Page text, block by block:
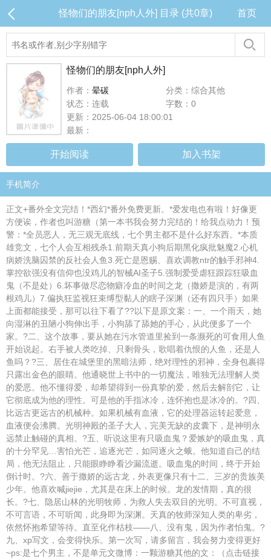
怪物们的朋友[nph人外] 目录 (共0章) 首页
怪物们的朋友[nph人外]
作者： 晕碳
分类：综合其他
状态：连载
字数：0
更新：2025-06-04 18:00:01
最新：
开始阅读 加入书架
手机简介
正文+番外全文完结！*西幻*番外免费更新。*爱发电也有啦！好像更
方便诶，作者也叫游糖（第一本书我会努力完结的！给我点动力！预
警：*全员恶人，无三观无底线，七个男主都不是什么好东西。*本质
雄竞文，七个人会互相残杀1.前期天真小狗后期黑化疯批魅魔2.心机
病娇洗脑囚禁的反社会人鱼3.死亡是恩赐、喜欢调教ntr的触手邪神4.
掌控欲强没有信仰也没鸡儿的智械AI圣子5.强制爱受虐狂跟踪狂吸血
鬼（不是处）6.坏事做尽恋物癖冷血的时间之龙（撒娇是演的，有两
根鸡儿）7.偏执狂监视狂束缚型黏人的瞎子深渊（还有四只手）如果
上面都能接受，那可以往下看了??以下是原文案：一、一个雨天，她
向湿淋的丑陋小狗伸出手，小狗舔了舔她的手心，从此便多了一个
家。?二、这个故事，要从她在污水管道里捡到一条濒死的可食用人鱼
开始说起。右手被人类吃掉、只剩骨头，歌唱着仇恨的人鱼，还是人
鱼吗？?三、居住在城堡里的黑暗法师，绝对理性的邪神，全身包裹得
只露出金色的眼睛。他通晓世上书中的一切魔法，唯独无法理解人类
的爱恶。他不懂得爱，却希望得到一份真挚的爱，然后去解剖它，让
它彻底成为他的理性。可是他的手指冰冷，连怀抱也是冰冷的。?四、
比远古更远古的机械种。如果机械有血液，它的处理器运转起爱意，
血液便会沸腾。光明神殿的圣子大人，完美无缺的皮囊下，是神明永
远禁止触碰的真相。?五、听说这里有只吸血鬼？爱嫉妒的吸血鬼，真
的十分罕见…害怕光芒，追逐光芒，如同逐火之蛾。他知道自己的结
局，他无法阻止，只能眼睁睁看沙漏流逝。吸血鬼的时间，终于开始
倒计时。?六、善于撒娇的远古龙，外表更像只有十二、三岁的贵族美
少年。他喜欢喊jiejie，尤其是在床上的时候。龙的发情期，真的很
长。?七、隐居山林的光明牧师，为救人失去双目的光明。不可直视，
不可言语，不可听闻，此身即为深渊。天真的牧师深知人类的卑劣，
依然怀抱希望等待。直至化作枯枝——八、没有鬼，因为作者怕鬼。?
九、xp写文，会变得快乐。第一次写，请多留言，我会努力变得更好
~ps:是七个男主，不是单元文微博：一颗游糖其他的文：（点击链接